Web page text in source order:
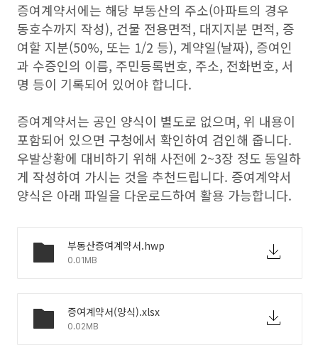
증여계약서에는 해당 부동산의 주소(아파트의 경우
동호수까지 작성), 건물 전용면적, 대지지분 면적, 증
여할 지분(50%, 또는 1/2 등), 계약일(날짜), 증여인
과 수증인의 이름, 주민등록번호, 주소, 전화번호, 서
명 등이 기록되어 있어야 합니다.
증여계약서는 공인 양식이 별도로 없으며, 위 내용이
포함되어 있으면 구청에서 확인하여 검인해 줍니다.
우발상황에 대비하기 위해 사전에 2~3장 정도 동일하
게 작성하여 가시는 것을 추천드립니다. 증여계약서
양식은 아래 파일을 다운로드하여 활용 가능합니다.
부동산증여계약서.hwp
0.01MB
증여계약서(양식).xlsx
0.02MB